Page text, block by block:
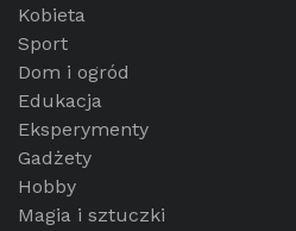
Kobieta
Sport
Dom i ogród
Edukacja
Eksperymenty
Gadżety
Hobby
Magia i sztuczki